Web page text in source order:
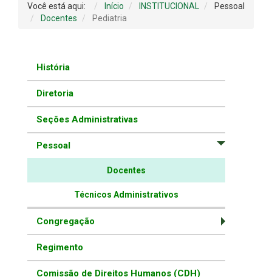
Você está aqui: Início INSTITUCIONAL
Pessoal
Docentes
Pediatria
História
Diretoria
Seções Administrativas
Pessoal
Docentes
Técnicos Administrativos
Congregação
Regimento
Comissão de Direitos Humanos (CDH)